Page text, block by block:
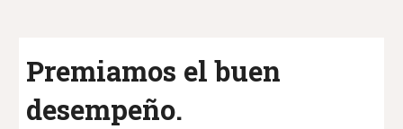
Premiamos el buen
desempeño.